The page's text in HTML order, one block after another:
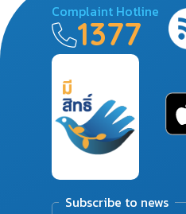
Complaint Hotline
1377
Subscribe to news